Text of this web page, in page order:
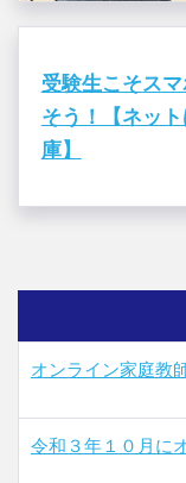
受験生こそス
そう！【ネッ
庫】
オンライン家庭教
令和３年１０月に